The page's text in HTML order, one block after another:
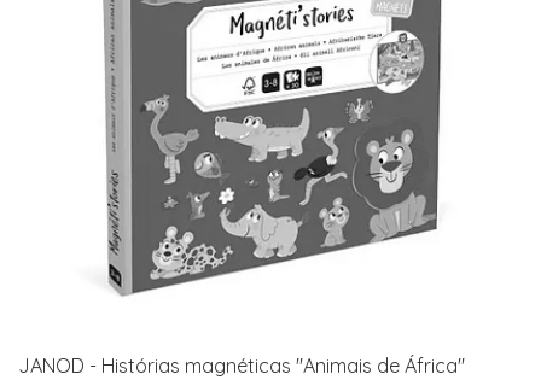
JANOD - Histórias magnéticas "Animais de África"